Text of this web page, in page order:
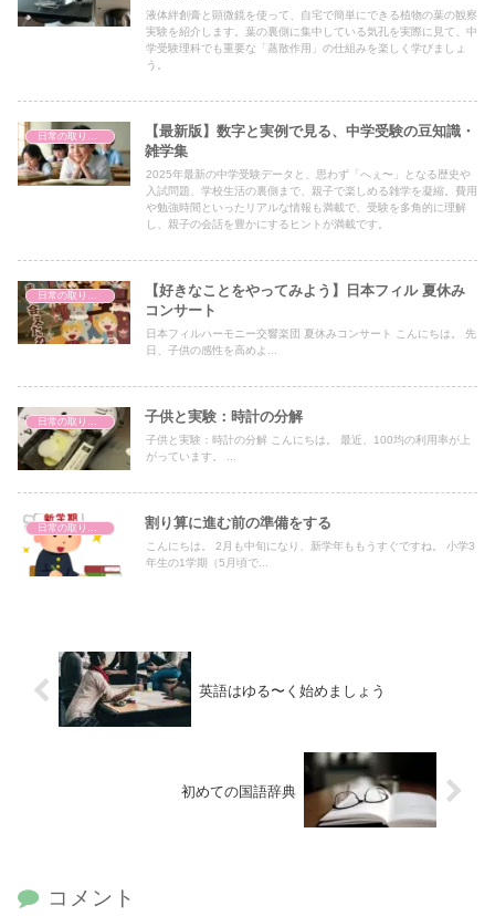
液体絆創膏と顕微鏡を使って、自宅で簡単にできる植物の葉の観察
実験を紹介します。葉の裏側に集中している気孔を実際に見て、中
学受験理科でも重要な「蒸散作用」の仕組みを楽しく学びましょ
う。
日常の取り組み
【最新版】数字と実例で見る、中学受験の豆知識・
雑学集
2025年最新の中学受験データと、思わず「へぇ〜」となる歴史や
入試問題、学校生活の裏側まで、親子で楽しめる雑学を凝縮。費用
や勉強時間といったリアルな情報も満載で、受験を多角的に理解
し、親子の会話を豊かにするヒントが満載です。
日常の取り組み
【好きなことをやってみよう】日本フィル 夏休み
コンサート
日本フィルハーモニー交響楽団 夏休みコンサート こんにちは。 先
日、子供の感性を高めよ...
子供と実験：時計の分解
子供と実験：時計の分解 こんにちは。 最近、100均の利用率が上
がっています。 ...
割り算に進む前の準備をする
こんにちは。 2月も中旬になり、新学年ももうすぐですね。 小学3
年生の1学期（5月頃で...
英語はゆる〜く始めましょう
初めての国語辞典
コメント